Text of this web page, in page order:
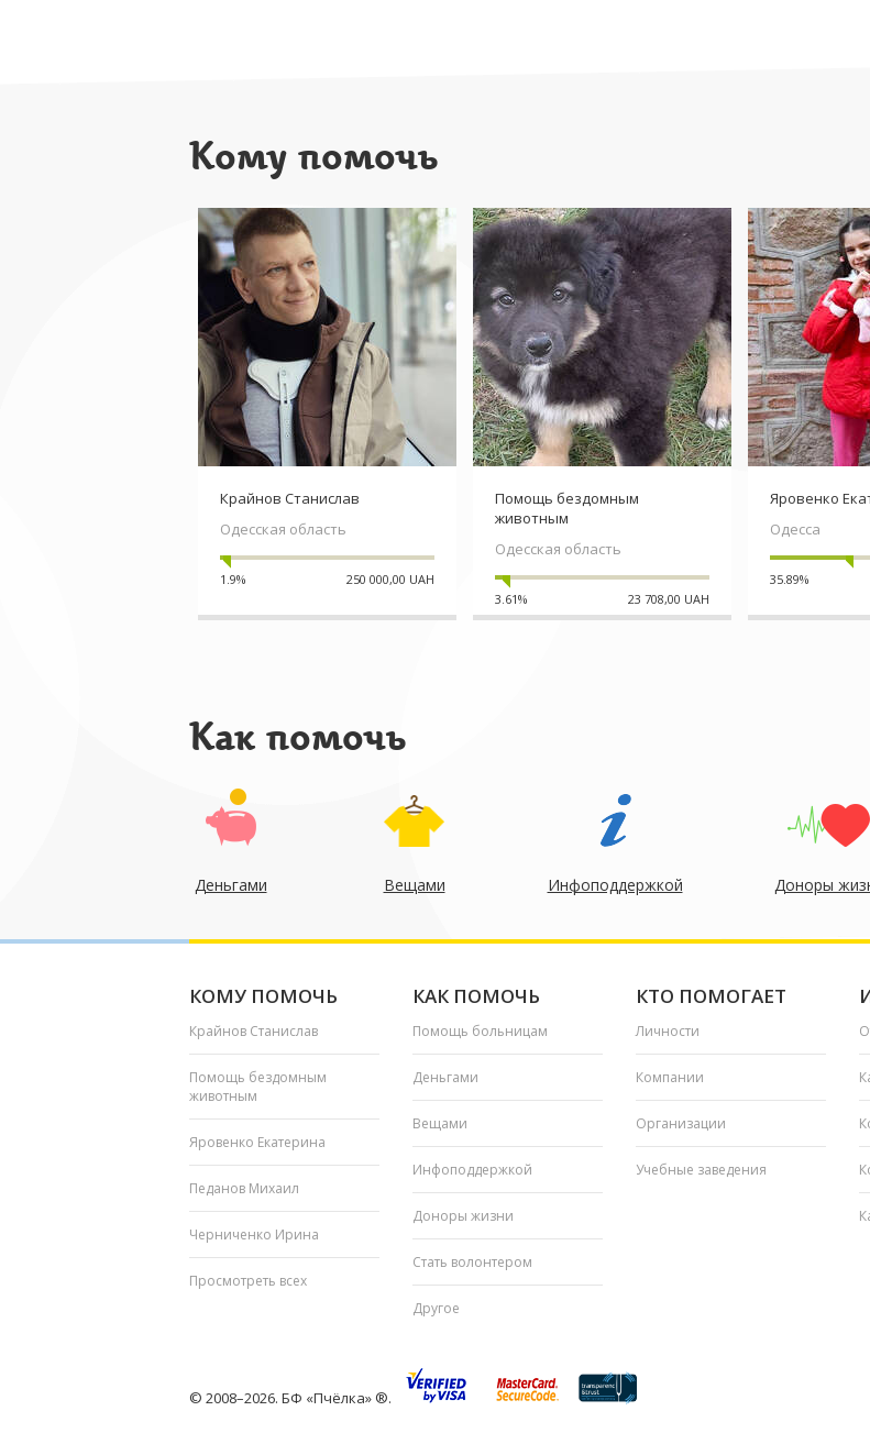
Кому помочь
Крайнов Станислав
Одесская область
1.9% 250 000,00 UAH
Помощь бездомным
животным
Одесская область
3.61% 23 708,00 UAH
Яровенко
Одесса
35.89%
Как помочь
Деньгами Вещами Инфоподдержкой Доноры
КОМУ ПОМОЧЬ
Крайнов Станислав
Помощь бездомным
животным
Яровенко Екатерина
Педанов Михаил
Черниченко Ирина
Просмотреть всех
КАК ПОМОЧЬ
Помощь больницам
Деньгами
Вещами
Инфоподдержкой
Доноры жизни
Стать волонтером
Другое
КТО ПОМОГАЕТ
Личности
Компании
Организации
Учебные заведения
© 2008–2026. БФ «Пчёлка» ®.